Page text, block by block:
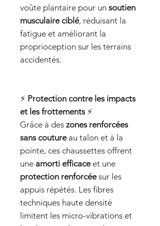
voûte plantaire pour un soutien
musculaire ciblé, réduisant la
fatigue et améliorant la
proprioception sur les terrains
accidentés.
⚡ Protection contre les impacts
et les frottements⚡
Grâce à des zones renforcées
sans coutureau talon et à la
pointe, ces chaussettes offrent
une amorti efficaceet une
protection renforcéesur les
appuis répétés. Les fibres
techniques haute densité
limitent les micro-vibrations et